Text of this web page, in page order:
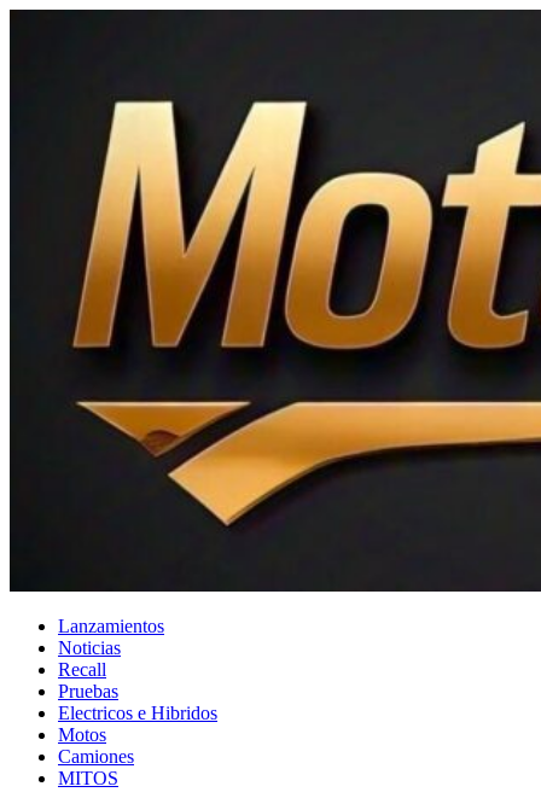
Lanzamientos
Noticias
Recall
Pruebas
Electricos e Hibridos
Motos
Camiones
MITOS